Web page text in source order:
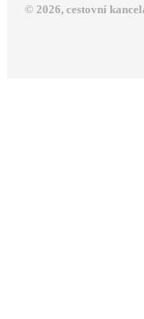
© 2026, cestovní